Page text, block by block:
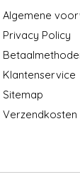
Algemene
Privacy Policy
Klantenservice
Sitemap
Verzendkosten